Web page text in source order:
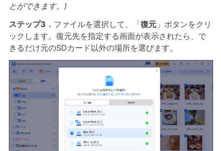
とができます。)
ステップ3． ファイルを選択して、「復元」ボタンをクリ
ックします。復元先を指定する画面が表示されたら、で
きるだけ元のSDカード以外の場所を選びます。